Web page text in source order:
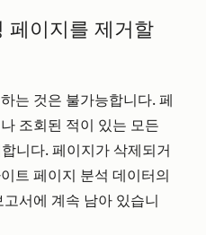
페이지를 제거할
는 것은 불가능합니다. 페
조회된 적이 있는 모든
니다. 페이지가 삭제되거
트 페이지 분석 데이터의
서에 계속 남아 있습니